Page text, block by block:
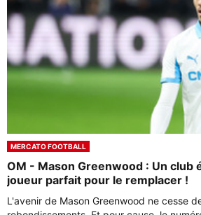
MERCATO FOOTBALL
OM - Mason Greenwood : Un club
joueur parfait pour le remplacer !
L'avenir de Mason Greenwood ne cesse